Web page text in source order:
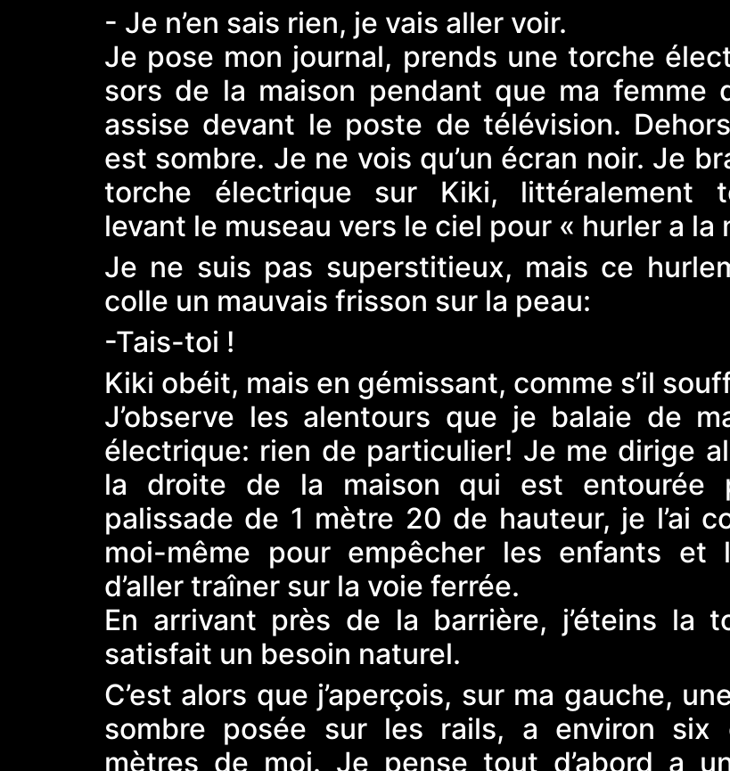
- Je n’en sais rien, je vais aller voir.
Je pose mon journal, prends une torche
sors de la maison pendant que ma femme
assise devant le poste de télévision.
est sombre. Je ne vois qu’un écran noir. Je
torche électrique sur Kiki, littéralement
levant le museau vers le ciel pour « hurler a la
Je ne suis pas superstitieux, mais ce
colle un mauvais frisson sur la peau:
-Tais-toi !
Kiki obéit, mais en gémissant, comme s’il
J’observe les alentours que je balaie de
électrique: rien de particulier! Je me dirige
la droite de la maison qui est entourée
palissade de 1 mètre 20 de hauteur, je l’ai
moi-même pour empêcher les enfants et
d’aller traîner sur la voie ferrée.
En arrivant près de la barrière, j’éteins la
satisfait un besoin naturel.
C’est alors que j’aperçois, sur ma gauche,
sombre posée sur les rails, a environ six
mètres de moi. Je pense tout d’abord a